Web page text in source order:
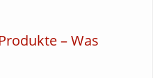
– Was